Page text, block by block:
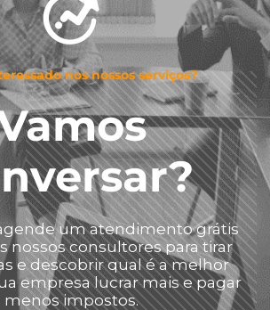
nos nossos serviços?
um atendimento grátis
nossos consultores para tirar
e descobrir qual é a melhor
empresa lucrar mais e pagar
menos impostos.